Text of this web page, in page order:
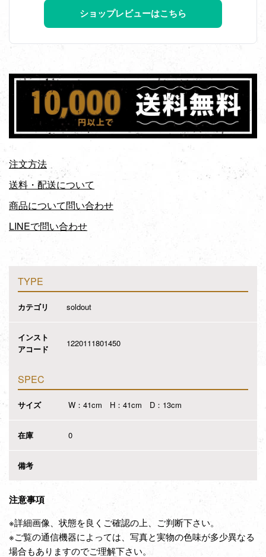
ショップレビューはこちら
注文方法
送料・配送について
商品について問い合わせ
LINEで問い合わせ
TYPE
カテゴリ soldout
インスト
アコード
1220111801450
SPEC
サイズ W：41cm H：41cm D：13cm
在庫 0
備考
注意事項
※詳細画像、状態を良くご確認の上、ご判断下さい。
※ご覧の通信機器によっては、写真と実物の色味が多少異なる
場合もありますのでご理解下さい。